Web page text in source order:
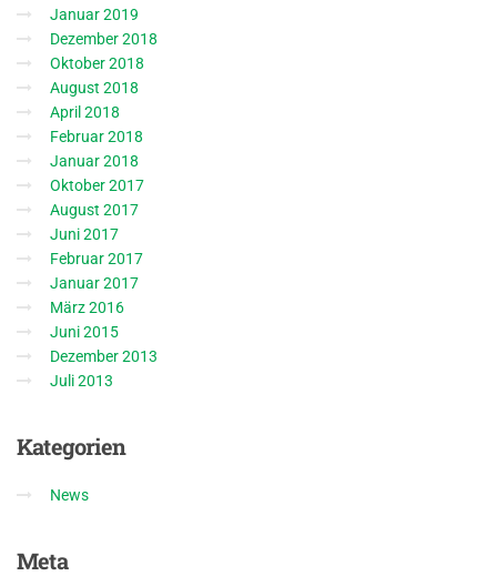
Januar 2019
Dezember 2018
Oktober 2018
August 2018
April 2018
Februar 2018
Januar 2018
Oktober 2017
August 2017
Juni 2017
Februar 2017
Januar 2017
März 2016
Juni 2015
Dezember 2013
Juli 2013
Kategorien
News
Meta